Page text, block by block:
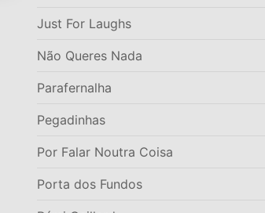
Just For Laughs
Não Queres Nada
Parafernalha
Pegadinhas
Por Falar Noutra Coisa
Porta dos Fundos